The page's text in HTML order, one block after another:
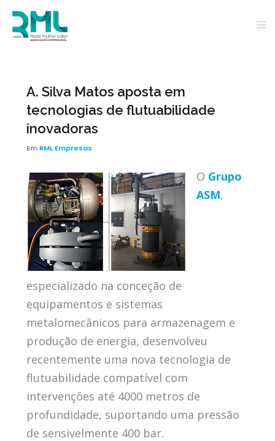
A. Silva Matos aposta em
tecnologias de flutuabilidade
inovadoras
Em RML Empresas
O Grupo
ASM,
especializado na conceção de
equipamentos e sistemas
metalomecânicos para armazenagem e
produção de energia, desenvolveu
recentemente uma nova tecnologia de
flutuabilidade compatível com
intervenções até 4000 metros de
profundidade, suportando uma pressão
de sensivelmente 400 bar.